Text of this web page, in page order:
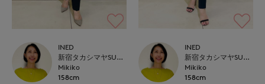
INED
新宿タカシマヤSUPERIOR CLOSET
Mikiko
158cm
INED
新宿タカシマヤSUPERIOR CLOSET
Mikiko
158cm